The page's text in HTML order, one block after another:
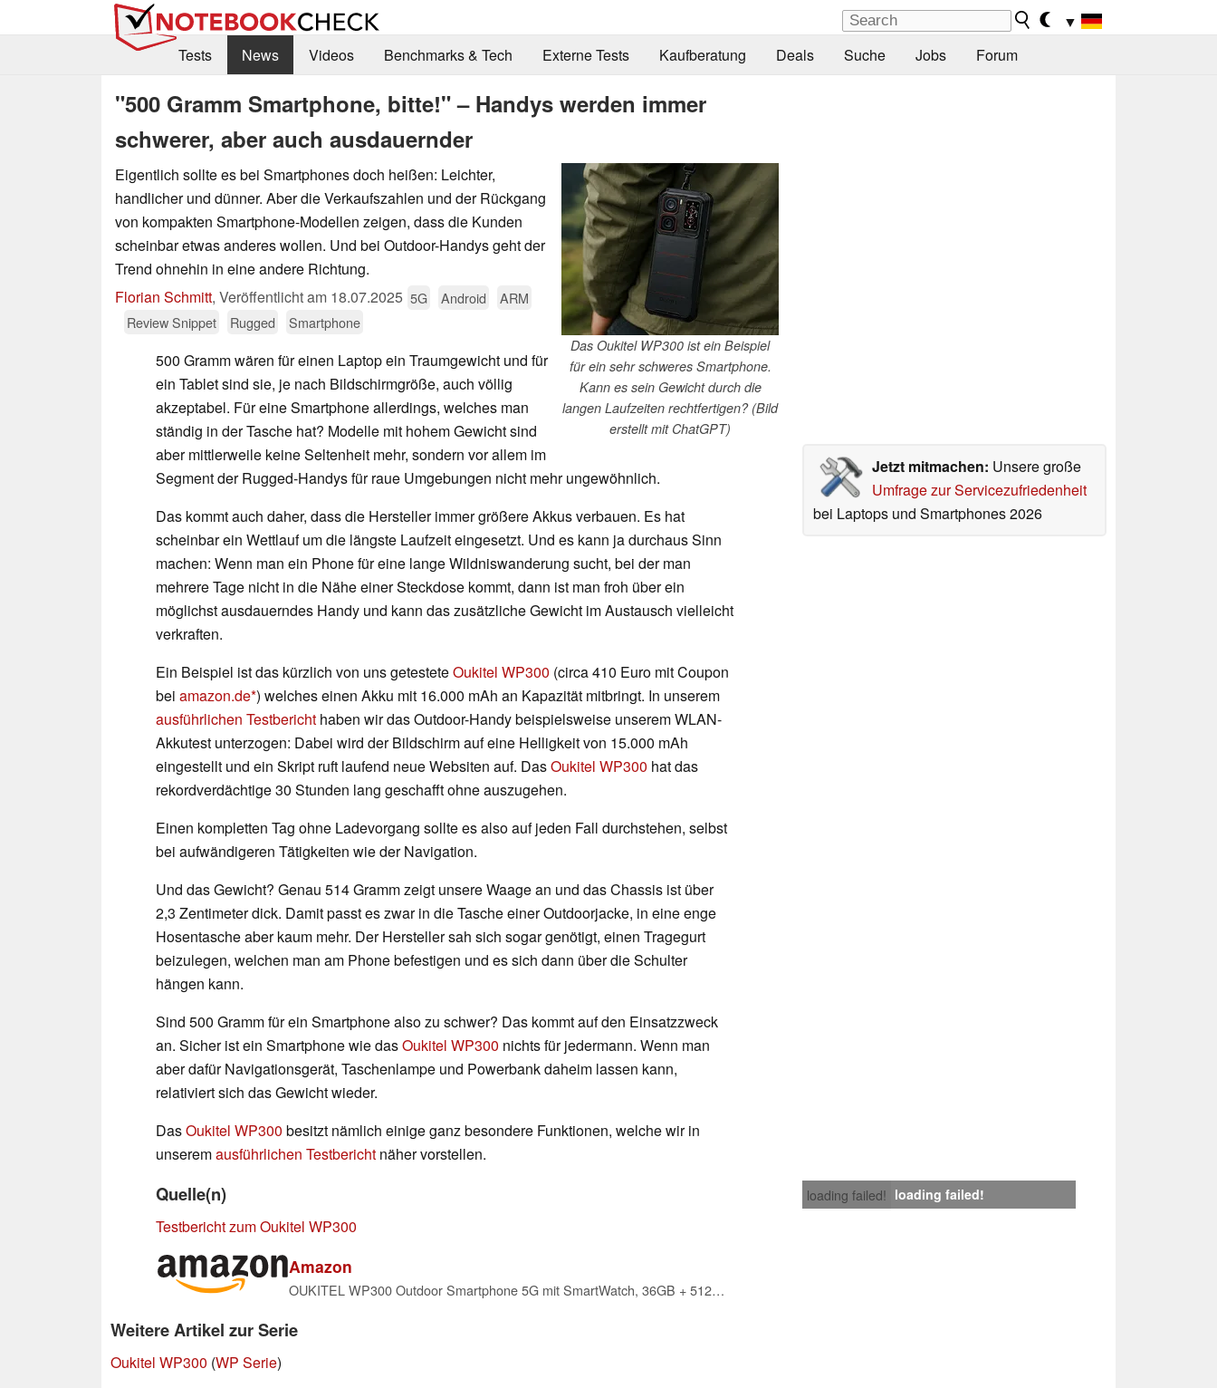
▼
Tests
News Videos Benchmarks & Tech Externe Tests Kaufberatung Deals Suche Jobs Forum
"500 Gramm Smartphone, bitte!" – Handys werden immer
schwerer, aber auch ausdauernder
Das Oukitel WP300 ist ein Beispiel
für ein sehr schweres Smartphone.
Kann es sein Gewicht durch die
langen Laufzeiten rechtfertigen? (Bild
erstellt mit ChatGPT)
Eigentlich sollte es bei Smartphones doch heißen: Leichter,
handlicher und dünner. Aber die Verkaufszahlen und der Rückgang
von kompakten Smartphone-Modellen zeigen, dass die Kunden
scheinbar etwas anderes wollen. Und bei Outdoor-Handys geht der
Trend ohnehin in eine andere Richtung.
Florian Schmitt, Veröffentlicht am 18.07.2025 5G Android
ARM
Review Snippet
Rugged Smartphone
Jetzt mitmachen: Unsere große
Umfrage zur Servicezufriedenheit
bei Laptops und Smartphones 2026
500 Gramm wären für einen Laptop ein Traumgewicht und für
ein Tablet sind sie, je nach Bildschirmgröße, auch völlig
akzeptabel. Für eine Smartphone allerdings, welches man
ständig in der Tasche hat? Modelle mit hohem Gewicht sind
aber mittlerweile keine Seltenheit mehr, sondern vor allem im
Segment der Rugged-Handys für raue Umgebungen nicht mehr ungewöhnlich.
Das kommt auch daher, dass die Hersteller immer größere Akkus verbauen. Es hat
scheinbar ein Wettlauf um die längste Laufzeit eingesetzt. Und es kann ja durchaus Sinn
machen: Wenn man ein Phone für eine lange Wildniswanderung sucht, bei der man
mehrere Tage nicht in die Nähe einer Steckdose kommt, dann ist man froh über ein
möglichst ausdauerndes Handy und kann das zusätzliche Gewicht im Austausch vielleicht
verkraften.
Ein Beispiel ist das kürzlich von uns getesteteOukitel WP300 (circa 410 Euro mit Coupon
bei amazon.de ) welches einen Akku mit 16.000 mAh an Kapazität mitbringt. In unserem
ausführlichen Testbericht haben wir das Outdoor-Handy beispielsweise unserem WLAN-
Akkutest unterzogen: Dabei wird der Bildschirm auf eine Helligkeit von 15.000 mAh
eingestellt und ein Skript ruft laufend neue Websiten auf. DasOukitel WP300 hat das
rekordverdächtige 30 Stunden lang geschafft ohne auszugehen.
Einen kompletten Tag ohne Ladevorgang sollte es also auf jeden Fall durchstehen, selbst
bei aufwändigeren Tätigkeiten wie der Navigation.
Und das Gewicht? Genau 514 Gramm zeigt unsere Waage an und das Chassis ist über
2,3 Zentimeter dick. Damit passt es zwar in die Tasche einer Outdoorjacke, in eine enge
Hosentasche aber kaum mehr. Der Hersteller sah sich sogar genötigt, einen Tragegurt
beizulegen, welchen man am Phone befestigen und es sich dann über die Schulter
hängen kann.
Sind 500 Gramm für ein Smartphone also zu schwer? Das kommt auf den Einsatzzweck
an. Sicher ist ein Smartphone wie dasOukitel WP300 nichts für jedermann. Wenn man
aber dafür Navigationsgerät, Taschenlampe und Powerbank daheim lassen kann,
relativiert sich das Gewicht wieder.
DasOukitel WP300 besitzt nämlich einige ganz besondere Funktionen, welche wir in
unseremausführlichen Testbericht näher vorstellen.
loading failed! loading failed!
Quelle(n)
Testbericht zum Oukitel WP300
Amazon
OUKITEL WP300 Outdoor Smartphone 5G mit SmartWatch, 36GB + 512GB Outdoor Handy Ohne Vertrag Android 15, 16000mAh/45W Baustellenhandy, 6.8" FHD+ & 120Hz,108MP, MTK D7050, Dual SIM/IP68/AI/NFC
Weitere Artikel zur Serie
Oukitel WP300 (WP Serie)